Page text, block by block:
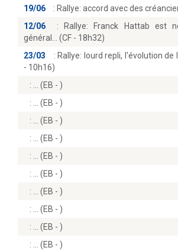
19/06
: Rallye: accord avec des
12/06
:
Rallye: Franck Hattab est
général… (CF - 18h32)
23/03
: Rallye: lourd repli, l'évolution de
- 10h16)
:
(EB - )
:
(EB - )
:
(EB - )
:
(EB - )
:
(EB - )
:
(EB - )
:
(EB - )
:
(EB - )
:
(EB - )
:
(EB - )